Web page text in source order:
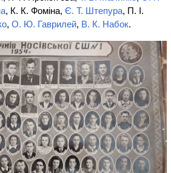
, К. К. Фоміна, Є. Т. Штепура, П. І.
, О. Ю. Гаврилей, В. К. Набок.